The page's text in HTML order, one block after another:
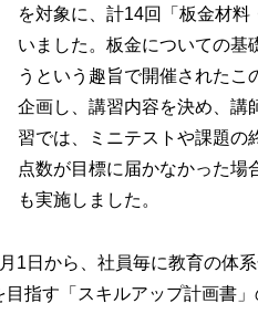
を対象に、計14回「板金材料
いました。板金についての基
うという趣旨で開催されたこ
企画し、講習内容を決め、講
習では、ミニテストや課題の
点数が目標に届かなかった場
も実施しました。
1日から、社員毎に教育の体
指す「スキルアップ計画書